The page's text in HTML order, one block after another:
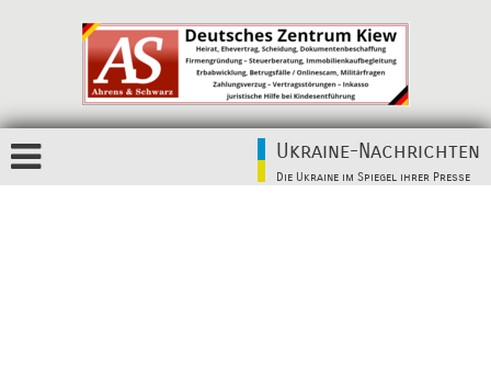
Ukraine-Nachrichten
Die Ukraine im Spiegel ihrer Presse